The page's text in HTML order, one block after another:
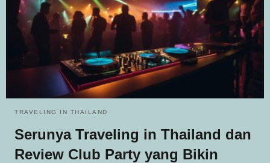
TRAVELING IN THAILAND
Serunya Traveling in Thailand dan
Review Club Party yang Bikin